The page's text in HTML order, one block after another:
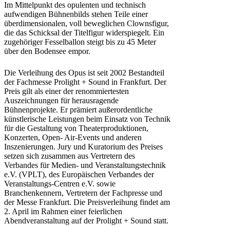
Im Mittelpunkt des opulenten und technisch
aufwendigen Bühnenbilds stehen Teile einer
überdimensionalen, voll beweglichen Clownsfigur,
die das Schicksal der Titelfigur widerspiegelt. Ein
zugehöriger Fesselballon steigt bis zu 45 Meter
über den Bodensee empor.
Die Verleihung des Opus ist seit 2002 Bestandteil
der Fachmesse Prolight + Sound in Frankfurt. Der
Preis gilt als einer der renommiertesten
Auszeichnungen für herausragende
Bühnenprojekte. Er prämiert außerordentliche
künstlerische Leistungen beim Einsatz von Technik
für die Gestaltung von Theaterproduktionen,
Konzerten, Open- Air-Events und anderen
Inszenierungen. Jury und Kuratorium des Preises
setzen sich zusammen aus Vertretern des
Verbandes für Medien- und Veranstaltungstechnik
e.V. (VPLT), des Europäischen Verbandes der
Veranstaltungs-Centren e.V. sowie
Branchenkennern, Vertretern der Fachpresse und
der Messe Frankfurt. Die Preisverleihung findet am
2. April im Rahmen einer feierlichen
Abendveranstaltung auf der Prolight + Sound statt.